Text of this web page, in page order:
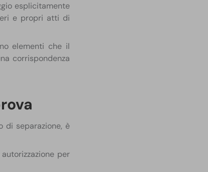
esplicitamente
e propri atti di
elementi che il
corrispondenza
di separazione, è
per